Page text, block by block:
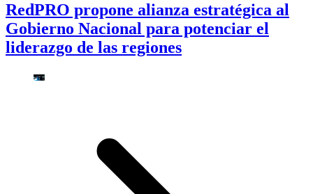
RedPRO propone alianza estratégica al
Gobierno Nacional para potenciar el
liderazgo de las regiones